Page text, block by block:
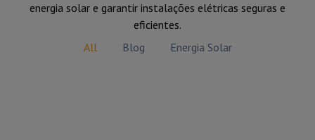
energia solar e garantir instalações elétricas seguras e
eficientes.
All
Blog Energia Solar